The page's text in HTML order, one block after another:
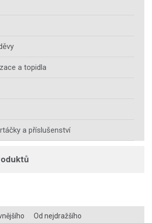
a topidla
a příslušenství
Od nejdražšího